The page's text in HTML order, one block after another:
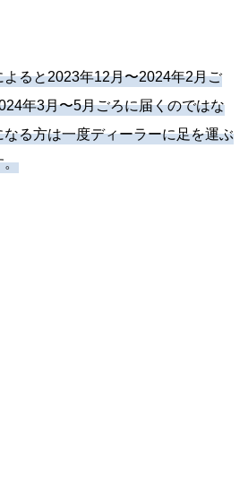
ると2023年12月〜2024年2月ご
年3月〜5月ごろに届くのではな
る方は一度ディーラーに足を運ぶ
。